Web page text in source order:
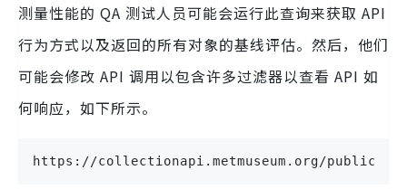
测量性能的 QA 测试人员可能会运行此查询来获取 API
行为方式以及返回的所有对象的基线评估。然后，他们
可能会修改 API 调用以包含许多过滤器以查看 API 如
何响应，如下所示。
https://collectionapi.metmuseum.org/public/